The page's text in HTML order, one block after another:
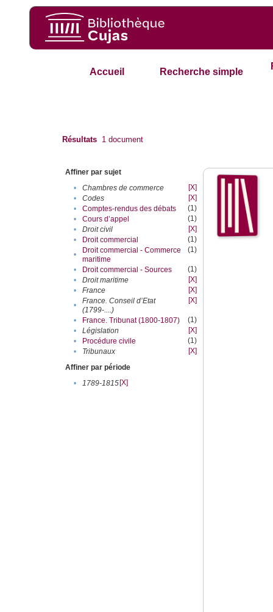
Accueil Recherche simple
Résultats 1 document
Affiner par sujet
•
Chambres de commerce
[X]
•
Codes
[X]
•
Comptes-rendus des débats
(1)
•
Cours d’appel
(1)
•
Droit civil
[X]
•
Droit commercial
(1)
•
Droit commercial - Commerce
maritime
(1)
• Droit commercial - Sources
(1)
•
Droit maritime
[X]
•
France
[X]
•
France. Conseil d’Etat
(1799-....)
[X]
• France. Tribunat (1800-1807)
(1)
•
Législation
[X]
•
Procédure civile
(1)
•
Tribunaux
[X]
Affiner par période
•
1789-1815[X]